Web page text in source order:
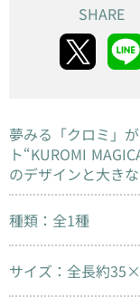
SHARE
夢みる「クロミ」
ト“KUROMI
のデザインと大き
種類：全1種
サイズ：全長約